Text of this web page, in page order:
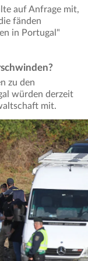
auf Anfrage mit,
fänden
in Portugal"
zu den
würden derzeit
mit.